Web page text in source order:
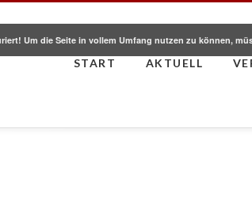
START AKTUELL
Um die Seite in vollem Umfang nutzen zu können,